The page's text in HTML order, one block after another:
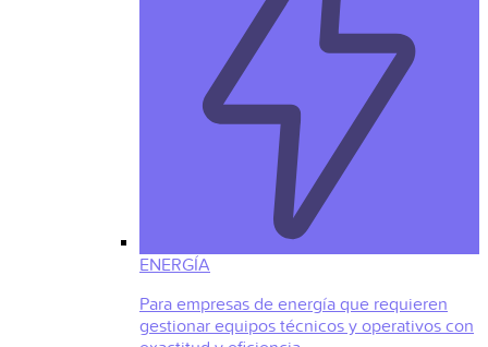
ENERGÍA
Para empresas de energía que requieren
gestionar equipos técnicos y operativos con